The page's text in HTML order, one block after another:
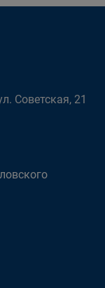
Советская, 21